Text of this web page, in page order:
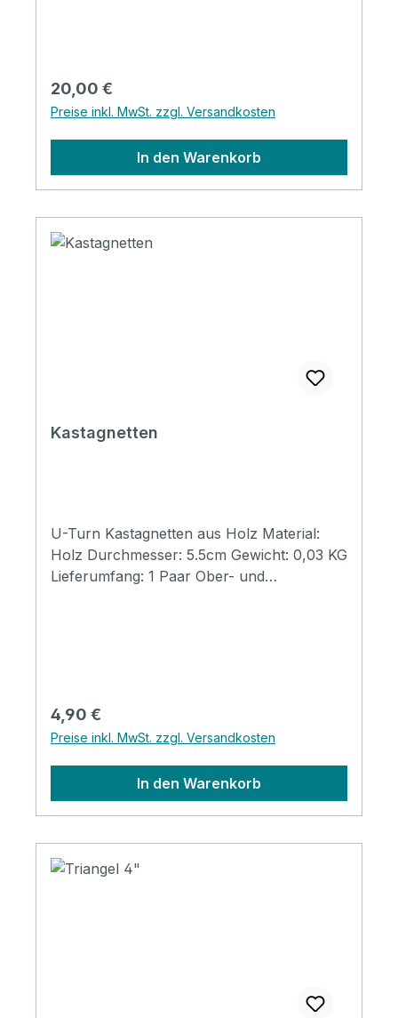
Regulärer Preis:
20,00 €
Preise inkl. MwSt. zzgl. Versandkosten
In den Warenkorb
Kastagnetten
U-Turn Kastagnetten aus Holz Material:
Holz Durchmesser: 5.5cm Gewicht: 0,03 KG
Lieferumfang: 1 Paar Ober- und
Regulärer Preis:
4,90 €
Preise inkl. MwSt. zzgl. Versandkosten
In den Warenkorb